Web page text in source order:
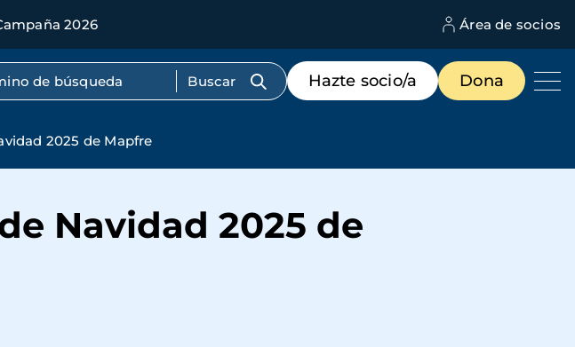
2026 Área de socios
texto completo
Menú
de
destacados
Hazte socio/a Dona
2025 de Mapfre
Navidad 2025 de